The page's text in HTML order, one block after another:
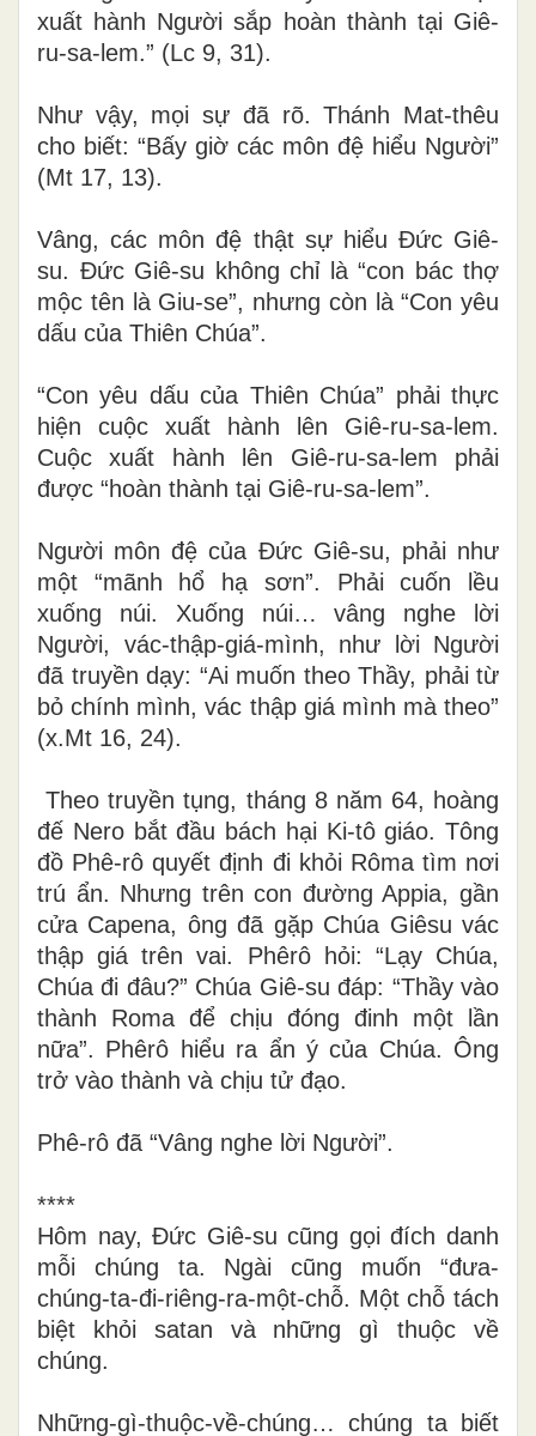
xuất hành Người sắp hoàn thành tại Giê-
ru-sa-lem.” (Lc 9, 31).
Như vậy, mọi sự đã rõ. Thánh Mat-thêu
cho biết: “Bấy giờ các môn đệ hiểu Người”
(Mt 17, 13).
Vâng, các môn đệ thật sự hiểu Đức Giê-
su. Đức Giê-su không chỉ là “con bác thợ
mộc tên là Giu-se”, nhưng còn là “Con yêu
dấu của Thiên Chúa”.
“Con yêu dấu của Thiên Chúa” phải thực
hiện cuộc xuất hành lên Giê-ru-sa-lem.
Cuộc xuất hành lên Giê-ru-sa-lem phải
được “hoàn thành tại Giê-ru-sa-lem”.
Người môn đệ của Đức Giê-su, phải như
một “mãnh hổ hạ sơn”. Phải cuốn lều
xuống núi. Xuống núi… vâng nghe lời
Người, vác-thập-giá-mình, như lời Người
đã truyền dạy: “Ai muốn theo Thầy, phải từ
bỏ chính mình, vác thập giá mình mà theo”
(x.Mt 16, 24).
Theo truyền tụng, tháng 8 năm 64, hoàng
đế Nero bắt đầu bách hại Ki-tô giáo. Tông
đồ Phê-rô quyết định đi khỏi Rôma tìm nơi
trú ẩn. Nhưng trên con đường Appia, gần
cửa Capena, ông đã gặp Chúa Giêsu vác
thập giá trên vai. Phêrô hỏi: “Lạy Chúa,
Chúa đi đâu?” Chúa Giê-su đáp: “Thầy vào
thành Roma để chịu đóng đinh một lần
nữa”. Phêrô hiểu ra ẩn ý của Chúa. Ông
trở vào thành và chịu tử đạo.
Phê-rô đã “Vâng nghe lời Người”.
****
Hôm nay, Đức Giê-su cũng gọi đích danh
mỗi chúng ta. Ngài cũng muốn “đưa-
chúng-ta-đi-riêng-ra-một-chỗ. Một chỗ tách
biệt khỏi satan và những gì thuộc về
chúng.
Những-gì-thuộc-về-chúng… chúng ta biết